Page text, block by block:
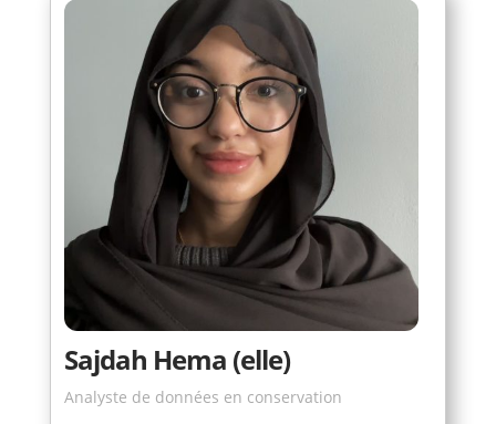
Sajdah Hema (elle)
Analyste de données en conservation